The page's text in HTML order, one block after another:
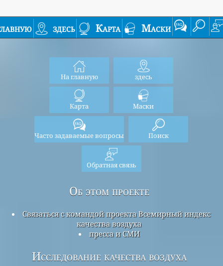
здесь Карта Маски
На главную здесь
Карта Маски
Часто задаваемые вопросы Поиск
Обратная связь
Об этом проекте
Связаться с командой проекта Всемирный индекс
качества воздуха
пресса и СМИ
Исследование качества воздуха